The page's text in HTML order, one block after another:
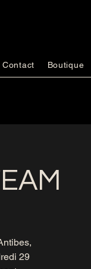
Contact Boutique
29